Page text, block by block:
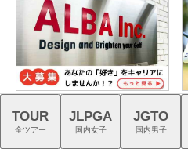
事。｜スタッフ募集中
TOUR
全ツアー
JLPGA
国内女子
JGTO
国内男子